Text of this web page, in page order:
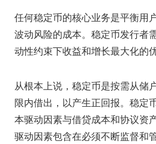
任何稳定币的核心业务是平衡用
波动风险的成本。稳定币发行者
动性约束下收益和增长最大化的
从根本上说，稳定币是按需从储
限内借出，以产生正回报。稳定
本驱动因素与借贷成本和协议资
驱动因素包含在必须不断监督和